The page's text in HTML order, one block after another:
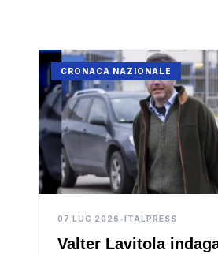
CRONACA NAZIONALE
07 LUG 2026 • ITALPRESS
Valter Lavitola